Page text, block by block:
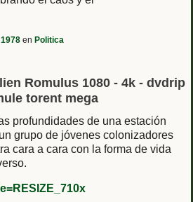
en Politica
Romulus 1080 - 4k - dvdrip
torent mega
profundidades de una estación
grupo de jóvenes colonizadores
cara a cara con la forma de vida